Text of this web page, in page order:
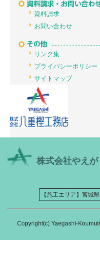
資料請求
お問い合わせ
リンク集
プライバシーポリシー
サイトマップ
株式会社やえ
【施工エリア】宮城
Copyright(c) Yaegashi-